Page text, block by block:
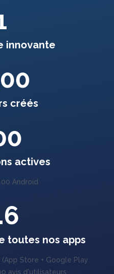
innovante
créés
actives
Android
toutes nos apps
Store + Google Play
avis d'utilisateurs